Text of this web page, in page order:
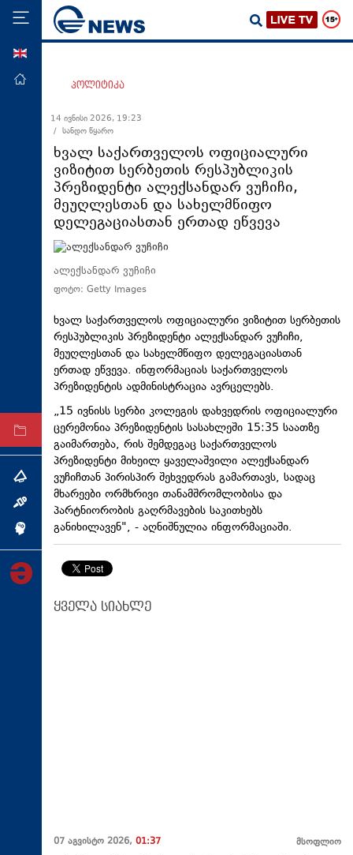
მთავარი
ეკონომიკა
მსოფლიო
ჯანდაცვა
საზოგადოება
რეგიონი
კულტურა
სპორტი
ტექნოლოგიები
ტაბლოიდი
არქივი
თემა
ინტერვიუ
ინქვიზიცია
პოლიტიკა
14 ივნისი 2026, 19:23
/ სანდო წყარო
ხვალ საქართველოს ოფიციალური
ვიზიტით სერბეთის რესპუბლიკის
პრეზიდენტი ალექსანდარ ვუჩიჩი,
მეუღლესთან და სახელმწიფო
დელეგაციასთან ერთად ეწვევა
ალექსანდარ ვუჩიჩი
ფოტო: Getty Images
ხვალ საქართველოს ოფიციალური ვიზიტით სერბეთის
რესპუბლიკის პრეზიდენტი ალექსანდარ ვუჩიჩი,
მეუღლესთან და სახელმწიფო დელეგაციასთან
ერთად ეწვევა. ინფორმაციას საქართველოს
პრეზიდენტის ადმინისტრაცია ავრცელებს.
„15 ივნისს სერბი კოლეგის დახვედრის ოფიციალური
ცერემონია პრეზიდენტის სასახლეში 15:35 საათზე
გაიმართება, რის შემდეგაც საქართველოს
პრეზიდენტი მიხეილ ყაველაშვილი ალექსანდარ
ვუჩიჩთან პირისპირ შეხვედრას გამართავს, სადაც
მხარეები ორმხრივი თანამშრომლობისა და
პარტნიორობის გაღრმავების საკითხებს
განიხილავენ", - აღნიშნულია ინფორმაციაში.
ყველა სიახლე
07 აგვისტო 2026, 01:37 მსოფლიო